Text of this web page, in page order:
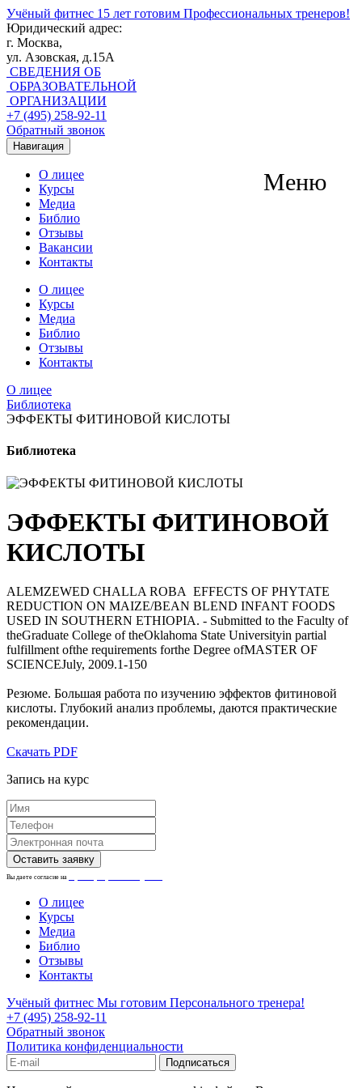
Учёный фитнес 15 лет готовим Профессиональных тренеров!
Юридический адрес:
г. Москва,
ул. Азовская, д.15А
СВЕДЕНИЯ ОБ
ОБРАЗОВАТЕЛЬНОЙ
ОРГАНИЗАЦИИ
+7 (495) 258-92-11
Обратный звонок
Навигация
Меню
О лицее
Курсы
Медиа
Библио
Отзывы
Вакансии
Контакты
О лицее
Курсы
Медиа
Библио
Отзывы
Контакты
О лицее
Библиотека
ЭФФЕКТЫ ФИТИНОВОЙ КИСЛОТЫ
Библиотека
ЭФФЕКТЫ ФИТИНОВОЙ
КИСЛОТЫ
ALEMZEWED CHALLA ROBA EFFECTS OF PHYTATE
REDUCTION ON MAIZE/BEAN BLEND INFANT FOODS
USED IN SOUTHERN ETHIOPIA. - Submitted to the Faculty of
theGraduate College of theOklahoma State Universityin partial
fulfillment ofthe requirements forthe Degree ofMASTER OF
SCIENCEJuly, 2009.1-150
Резюме. Большая работа по изучению эффектов фитиновой
кислоты. Глубокий анализ проблемы, даются практические
рекомендации.
Скачать PDF
Запись на курс
Вы даете согласие на
О лицее
Курсы
Медиа
Библио
Отзывы
Контакты
Учёный фитнес Мы готовим Персонального тренера!
+7 (495) 258-92-11
Обратный звонок
Политика конфиденциальности